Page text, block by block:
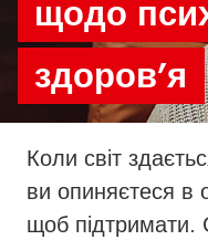
щодо
здоров’я
Коли світ
ви опиняєтеся в
щоб підтримати.